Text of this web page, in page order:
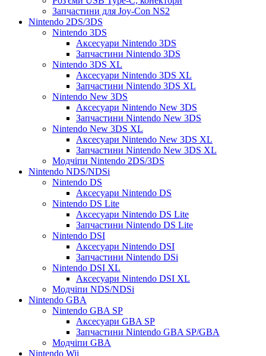
Запчастини для Joy-Con NS2
Nintendo 2DS/3DS
Nintendo 3DS
Аксесуари Nintendo 3DS
Запчастини Nintendo 3DS
Nintendo 3DS XL
Аксесуари Nintendo 3DS XL
Запчастини Nintendo 3DS XL
Nintendo New 3DS
Аксесуари Nintendo New 3DS
Запчастини Nintendo New 3DS
Nintendo New 3DS XL
Аксесуари Nintendo New 3DS XL
Запчастини Nintendo New 3DS XL
Модчіпи Nintendo 2DS/3DS
Nintendo NDS/NDSi
Nintendo DS
Аксесуари Nintendo DS
Nintendo DS Lite
Аксесуари Nintendo DS Lite
Запчастини Nintendo DS Lite
Nintendo DSI
Аксесуари Nintendo DSI
Запчастини Nintendo DSi
Nintendo DSI XL
Аксесуари Nintendo DSI XL
Модчіпи NDS/NDSi
Nintendo GBA
Nintendo GBA SP
Аксесуари GBA SP
Запчастини Nintendo GBA SP/GBA
Модчіпи GBA
Nintendo Wii